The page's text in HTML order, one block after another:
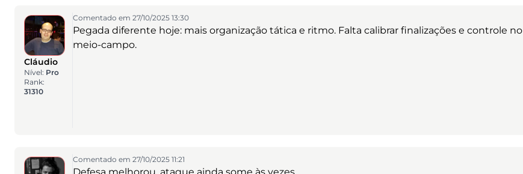
Cláudio
Nível: Pro
Rank:
31310
Comentado em 27/10/2025 13:30
Pegada diferente hoje: mais organização tática e ritmo. Falta calibrar finalizações e controle no
meio-campo.
Comentado em 27/10/2025 11:21